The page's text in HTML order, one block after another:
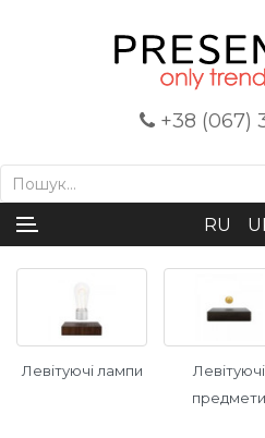
+38 (067)
RU
Левітуючі лампи
Левітуючі
предмети